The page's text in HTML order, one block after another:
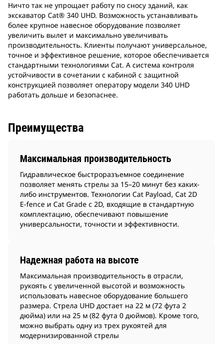
Ничто так не упрощает работу по сносу зданий, как
экскаватор Cat® 340 UHD. Возможность устанавливать
более крупное навесное оборудование позволяет
увеличить вылет и максимально увеличивать
производительность. Клиенты получают универсальное,
точное и эффективное решение, которое обеспечивается
стандартными технологиями Cat. А система контроля
устойчивости в сочетании с кабиной с защитной
конструкцией позволяет оператору модели 340 UHD
работать дольше и безопаснее.
Преимущества
Максимальная производительность
Гидравлическое быстроразъемное соединение
позволяет менять стрелы за 15–20 минут без каких-
либо инструментов. Технологии Cat Payload, Cat 2D
E-fence и Cat Grade с 2D, входящие в стандартную
комплектацию, обеспечивают повышение
универсальности, точности и эффективности.
Надежная работа на высоте
Максимальная производительность в отрасли,
рукоять с увеличенной высотой и возможность
использовать навесное оборудование большего
размера. Стрела UHD достает на 22 м (72 фута 2
дюйма) или на 25 м (82 фута 0 дюймов). Кроме того,
можно выбрать одну из трех рукоятей для
модернизированной стрелы